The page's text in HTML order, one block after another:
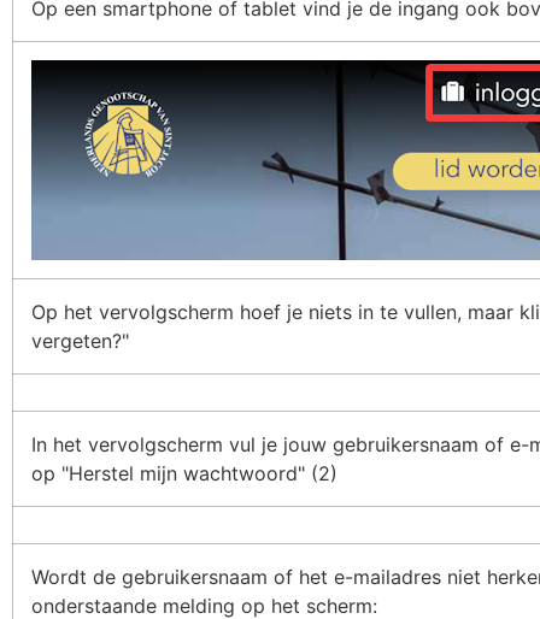
Op een smartphone of tablet vind je de ingang ook
Op het vervolgscherm hoef je niets in te vullen, maar
vergeten?"
In het vervolgscherm vul je jouw gebruikersnaam of e-
op "Herstel mijn wachtwoord" (2)
Wordt de gebruikersnaam of het e-mailadres niet
onderstaande melding op het scherm: